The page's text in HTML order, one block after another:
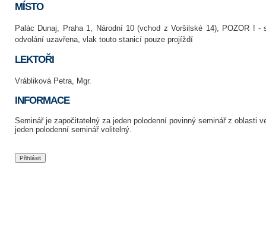
MÍSTO
Palác Dunaj, Praha 1, Národní 10 (vchod z Voršilské 14), POZOR ! -
odvolání uzavřena, vlak touto stanicí pouze projíždí
LEKTOŘI
Vrábliková Petra, Mgr.
INFORMACE
Seminář je započitatelný za jeden polodenní povinný seminář z oblasti
jeden polodenní seminář volitelný.